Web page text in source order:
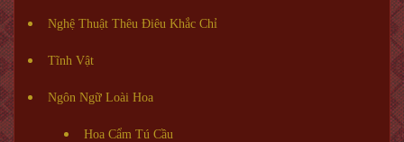
Nghệ Thuật Thêu Điêu Khắc Chỉ
Tĩnh Vật
Ngôn Ngữ Loài Hoa
Hoa Cẩm Tú Cầu